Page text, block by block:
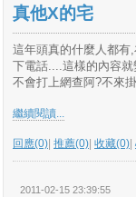
真他X的宅
這年頭真的什麼人都有
下電話....這樣的內容
不會打上網查阿?不來
繼續閱讀...
回應(0) 推薦(0) 收藏(0)
2011-02-15 23:39:55